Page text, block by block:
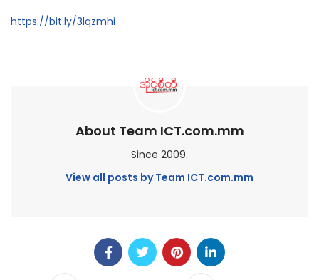
https://bit.ly/3lqzmhi
About Team ICT.com.mm
Since 2009.
View all posts by Team ICT.com.mm